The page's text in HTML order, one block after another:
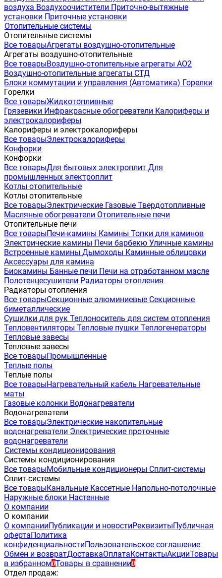
воздуха Воздухоочистители Приточно-вытяжные
установки Приточные установки
Отопительные системы
Отопительные системы
Все товарыАгрегаты воздушно-отопительные
Агрегаты воздушно-отопительные
Все товарыВоздушно-отопительные агрегаты АО2
Воздушно-отопительные агрегаты СТД
Блоки коммутации и управления (Автоматика) Горелки
Горелки
Все товарыЖидкотопливные
Грязевики Инфракрасные обогреватели Калориферы и
электрокалориферы
Калориферы и электрокалориферы
Все товарыЭлектрокалориферы
Конфорки
Конфорки
Все товарыДля бытовых электроплит Для
промышленных электроплит
Котлы отопительные
Котлы отопительные
Все товарыЭлектрические Газовые Твердотопливные
Масляные обогреватели Отопительные печи
Отопительные печи
Все товарыПечи-камины Камины Топки для каминов
Электрические камины Печи барбекю Уличные камины
Встроенные камины Дымоходы Каминные облицовки
Аксессуары для камина
Биокамины Банные печи Печи на отработанном масле
Полотенцесушители Радиаторы отопления
Радиаторы отопления
Все товарыСекционные алюминиевые Секционные
биметаллические
Сушилки для рук Теплоноситель для систем отопления
Тепловентиляторы Тепловые пушки Теплогенераторы
Тепловые завесы
Тепловые завесы
Все товарыПромышленные
Теплые полы
Теплые полы
Все товарыНагревательный кабель Нагревательные
маты
Газовые колонки Водонагреватели
Водонагреватели
Все товарыЭлектрические накопительные
водонагреватели Электрические проточные
водонагреватели
Системы кондиционирования
Системы кондиционирования
Все товарыМобильные кондиционеры Сплит-системы
Сплит-системы
Все товарыКанальные Кассетные Напольно-потолочные
Наружные блоки Настенные
О компании
О компании
О компанииПубликации и новостиРеквизитыПубличная
офертаПолитика
конфиденциальностиПользовательское соглашение
Обмен и возвратДоставкаОплатаКонтактыАкцииТовары
в избранном0Товары в сравнении0
Отдел продаж: